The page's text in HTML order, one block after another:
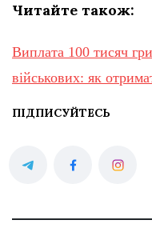
Читайте також:
Виплата 100 тисяч
військових: як
ПІДПИСУЙТЕСЬ